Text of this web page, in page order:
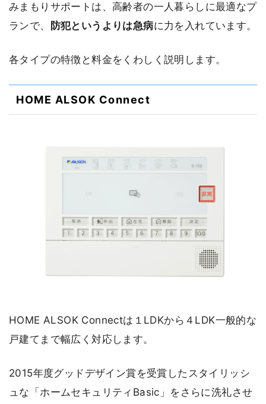
みまもりサポートは、高齢者の一人暮らしに最適なプ
ランで、
防犯というよりは急病に力を入れています。
各タイプの特徴と料金をくわしく説明します。
HOME ALSOK Connect
HOME ALSOK Connectは１LDKから４LDK一般的な
戸建てまで幅広く対応します。
2015年度グッドデザイン賞を受賞したスタイリッシ
ュな「ホームセキュリティBasic」をさらに洗礼させ